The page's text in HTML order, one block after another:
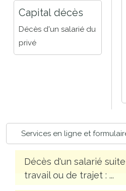
Capital décès
Décès d'un salarié du
privé
Services en ligne et
Décès d'un salarié
travail ou de trajet : ...